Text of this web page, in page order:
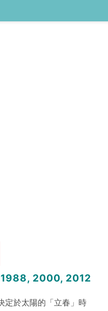
1988, 2000, 2012
定於太陽的「立春」時